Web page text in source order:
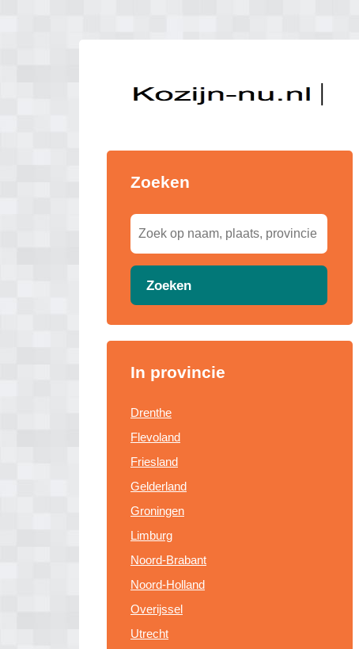
Zoeken
Zoeken
In provincie
Drenthe
Flevoland
Friesland
Gelderland
Groningen
Limburg
Noord-Brabant
Noord-Holland
Overijssel
Utrecht